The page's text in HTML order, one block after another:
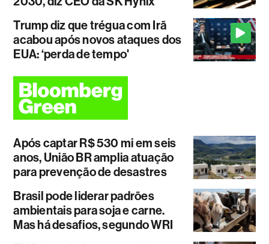
Trump diz que trégua com Irã
acabou após novos ataques dos
EUA: ‘perda de tempo'
Após captar R$ 530 mi em seis
anos, União BR amplia atuação
para prevenção de desastres
Brasil pode liderar padrões
ambientais para soja e carne.
Mas há desafios, segundo WRI